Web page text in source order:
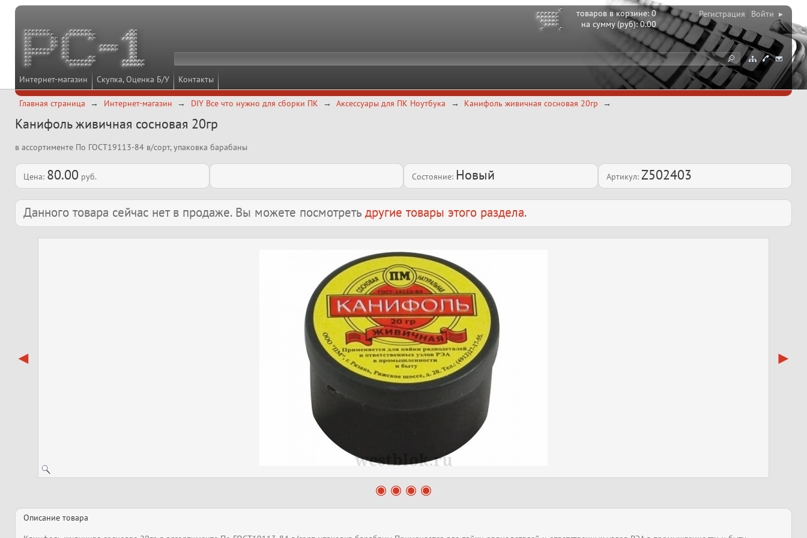
Интернет-магазин Скупка, Оценка Б/У Контакты
товаров в корзине:0
на сумму (руб):0.00
Регистрация Войти ▸
Главная страница Интернет-магазин DIY Все что нужно для сборки ПК Аксессуары для ПК Ноутбука Канифоль живичная сосновая 20гр
Канифоль живичная сосновая 20гр
в ассортименте По ГОСТ19113-84 в/сорт, упаковка барабаны
Цена: 80.00 руб. Состояние: Новый Артикул: Z502403
Данного товара сейчас нет в продаже. Вы можете посмотреть другие товары этого раздела.
Описание товара